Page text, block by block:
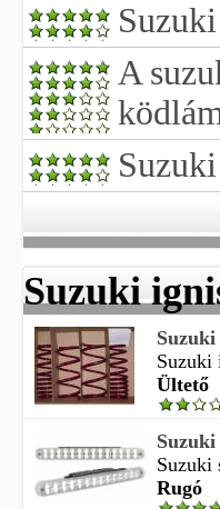
A
Suzuki
Suzuki
Ültető
Suzuki
Rugó